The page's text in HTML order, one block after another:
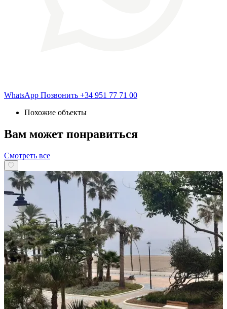
WhatsApp Позвонить +34 951 77 71 00
Похожие объекты
Вам может понравиться
Смотреть все